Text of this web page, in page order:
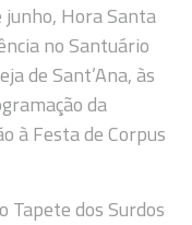
junho, Hora Santa
no Santuário
de Sant’Ana, às
da
à Festa de Corpus
Tapete dos Surdos